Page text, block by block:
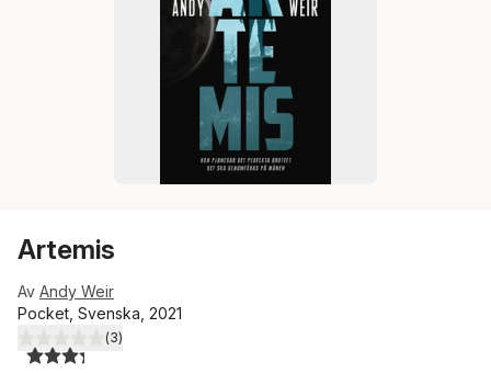
Artemis
Av Andy Weir
Pocket, Svenska, 2021
3,3utav 5 stjärnor. Totalt antal röster:
(3)